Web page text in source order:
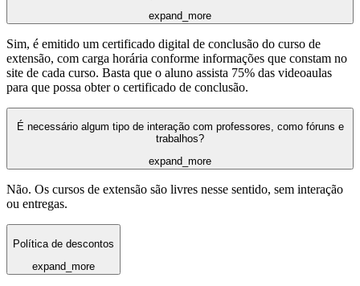
expand_more
Sim, é emitido um certificado digital de conclusão do curso de
extensão, com carga horária conforme informações que constam no
site de cada curso. Basta que o aluno assista 75% das videoaulas
para que possa obter o certificado de conclusão.
É necessário algum tipo de interação com professores, como fóruns e
trabalhos?
expand_more
Não. Os cursos de extensão são livres nesse sentido, sem interação
ou entregas.
Política de descontos
expand_more